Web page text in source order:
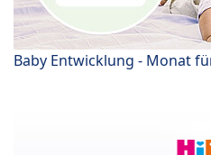
Baby Entwicklung - Monat